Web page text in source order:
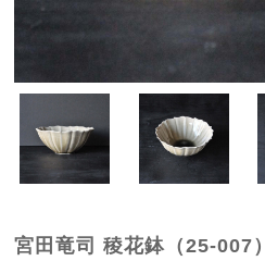
宮田竜司 稜花鉢（25-007）